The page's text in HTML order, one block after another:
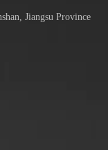
Jiangsu Province